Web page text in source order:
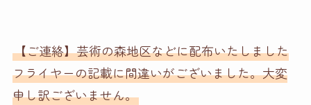
【ご連絡】芸術の森地区などに配布いたしました
フライヤーの記載に間違いがございました。大変
申し訳ございません。